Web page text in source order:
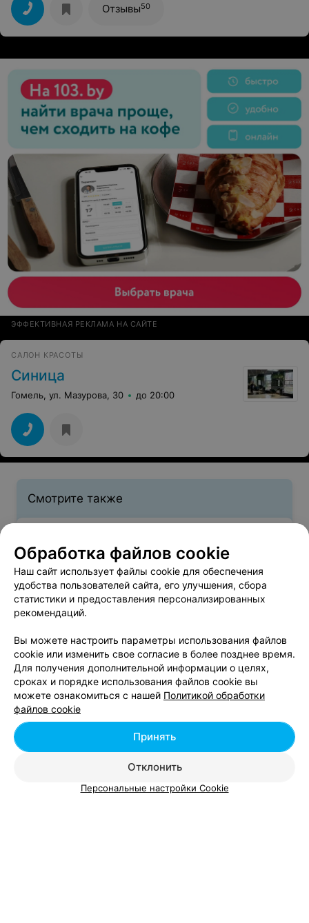
Отзывы50
ЭФФЕКТИВНАЯ РЕКЛАМА НА САЙТЕ
САЛОН КРАСОТЫ
Синица
Гомель, ул. Мазурова, 30 до 20:00
Смотрите также
Укладка волос в районе Центральный в Гомеле
Добавить компанию
Добавить специалиста
Обработка файлов cookie
Наш сайт использует файлы cookie для обеспечения
удобства пользователей сайта, его улучшения, сбора
статистики и предоставления персонализированных
рекомендаций.
Вы можете настроить параметры использования файлов
cookie или изменить свое согласие в более позднее время.
Для получения дополнительной информации о целях,
сроках и порядке использования файлов cookie вы
можете ознакомиться с нашей Политикой обработки
файлов cookie
Отклонить
Принять
Персональные настройки Cookie